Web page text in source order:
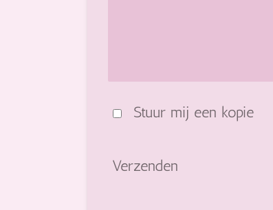
Stuur mij een kopie
Verzenden